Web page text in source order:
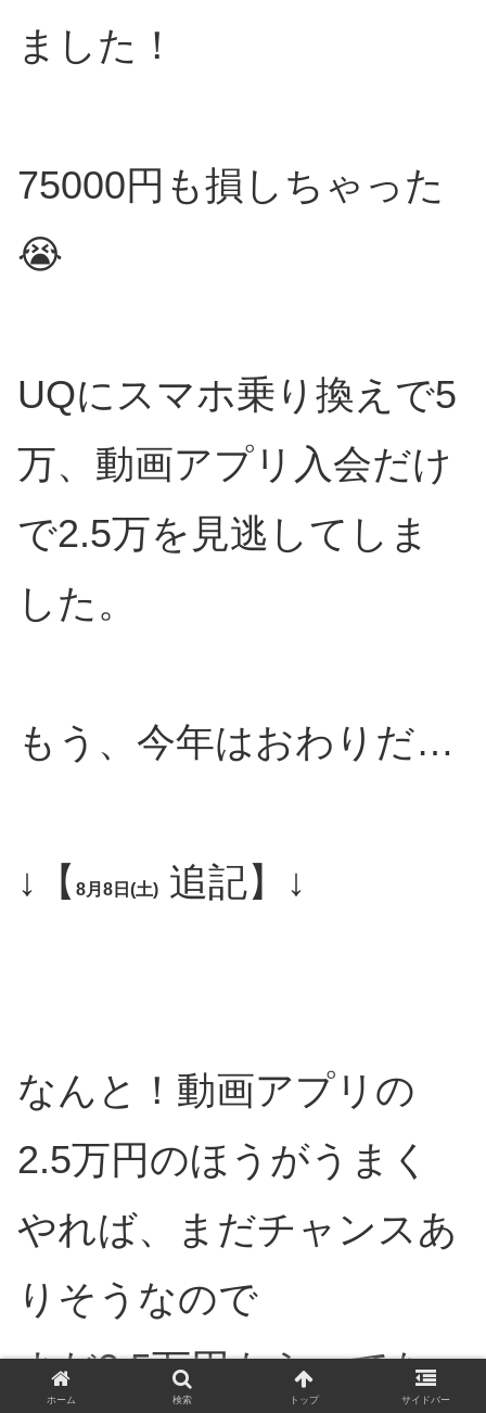
ました！
75000円も損しちゃった
😭
UQにスマホ乗り換えで5
万、動画アプリ入会だけ
で2.5万を見逃してしま
した。
もう、今年はおわりだ…
↓【 8月8日(土) 追記】↓
なんと！動画アプリの
2.5万円のほうがうまく
やれば、まだチャンスあ
りそうなので
まだ2.5万円もらってな
ホーム 検索 トップ サイドバー